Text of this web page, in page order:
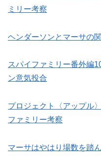
ミリー考察
ヘンダーソンとマーサの
スパイファミリー番外編
ン意気投合
プロジェクト〈アップル
ファミリー考察
マーサはやはり場数を踏